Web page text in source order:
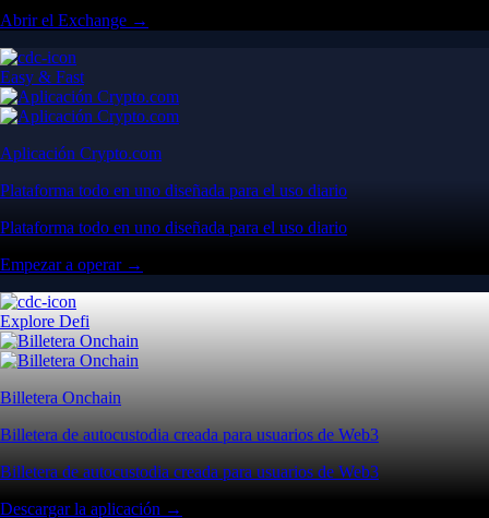
Abrir el Exchange →
Easy & Fast
Aplicación Crypto.com
Plataforma todo en uno diseñada para el uso diario
Plataforma todo en uno diseñada para el uso diario
Empezar a operar →
Explore Defi
Billetera Onchain
Billetera de autocustodia creada para usuarios de Web3
Billetera de autocustodia creada para usuarios de Web3
Descargar la aplicación →